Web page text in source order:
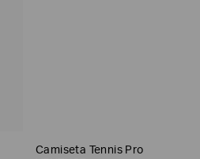
Camiseta Tennis Pro